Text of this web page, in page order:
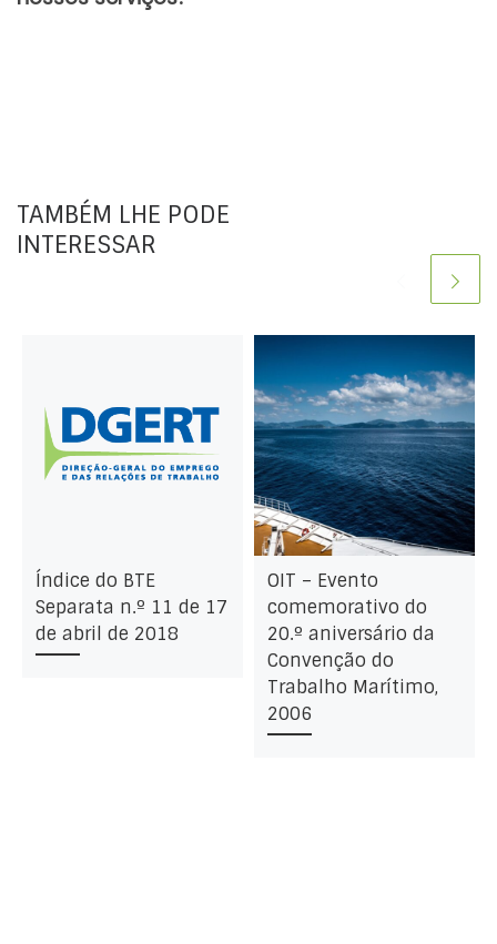
TAMBÉM LHE PODE
INTERESSAR
Índice do BTE
Separata n.º 11 de 17
de abril de 2018
OIT – Evento
comemorativo do
20.º aniversário da
Convenção do
Trabalho Marítimo,
2006